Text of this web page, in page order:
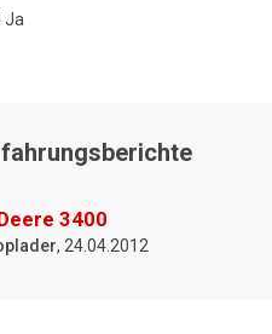
Ja
3400
, 24.04.2012